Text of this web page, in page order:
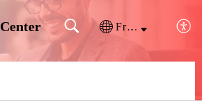
Français (France)